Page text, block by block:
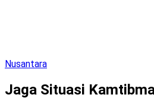
Nusantara
Jaga Situasi